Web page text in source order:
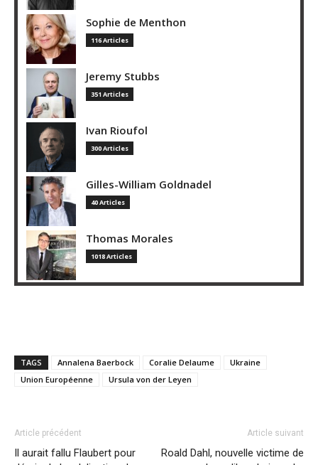
Sophie de Menthon
116 Articles
Jeremy Stubbs
351 Articles
Ivan Rioufol
300 Articles
Gilles-William Goldnadel
40 Articles
Thomas Morales
1018 Articles
TAGS Annalena Baerbock Coralie Delaume
Ukraine
Union Européenne
Ursula von der Leyen
Article précédent
Il aurait fallu Flaubert pour
Article suivant
Roald Dahl, nouvelle victime de